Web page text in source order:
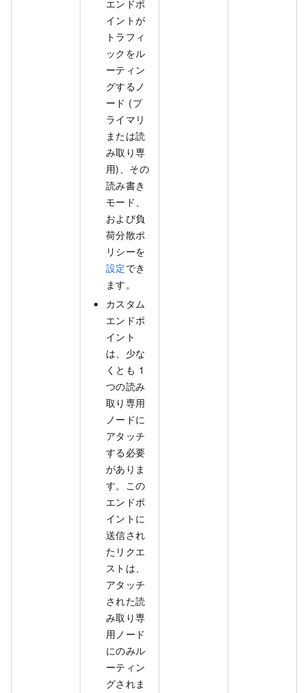
エンドポ
イントが
トラフィ
ックをル
ーティン
グするノ
ード (プ
ライマリ
または読
み取り専
用)、その
読み書き
モード、
および負
荷分散ポ
リシーを
設定でき
ます。
カスタム
エンドポ
イント
は、少な
くとも 1
つの読み
取り専用
ノードに
アタッチ
する必要
がありま
す。この
エンドポ
イントに
送信され
たリクエ
ストは、
アタッチ
された読
み取り専
用ノード
にのみル
ーティン
グされま